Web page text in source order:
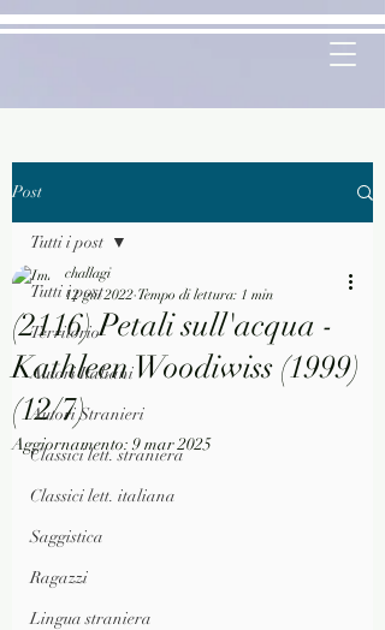
Post
Tutti i post
Territorio
Autori Italiani
Autori Stranieri
Classici lett. straniera
Classici lett. italiana
Saggistica
Ragazzi
Lingua straniera
Tutti i post
(2116) Petali sull'acqua -
Kathleen Woodiwiss (1999)
(12/7)
challagi
12 giu 2022 Tempo di lettura: 1 min
Aggiornamento:9 mar 2025